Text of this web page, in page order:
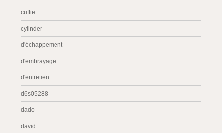
cuffie
cylinder
d'échappement
d'embrayage
d'entretien
d6s05288
dado
david